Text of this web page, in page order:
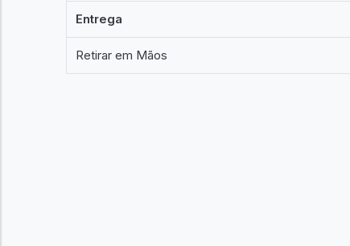
Entrega
Retirar em Mãos